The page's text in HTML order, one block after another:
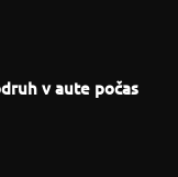
v aute počas